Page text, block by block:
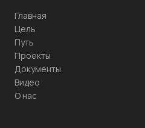
Главная
Цель
Путь
Проекты
Документы
Видео
О нас